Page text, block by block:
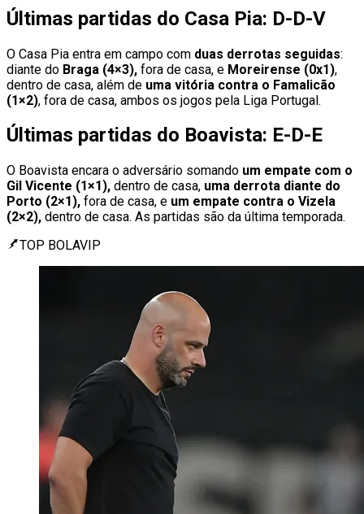
Últimas partidas do Casa Pia: D-D-V
O Casa Pia entra em campo com duas derrotas seguidas:
diante do Braga (4×3), fora de casa, e Moreirense (0x1),
dentro de casa, além de uma vitória contra o Famalicão
(1×2), fora de casa, ambos os jogos pela Liga Portugal.
Últimas partidas do Boavista: E-D-E
O Boavista encara o adversário somando um empate com o
Gil Vicente (1×1), dentro de casa, uma derrota diante do
Porto (2×1), fora de casa, e um empate contra o Vizela
(2×2), dentro de casa. As partidas são da última temporada.
TOP BOLAVIP